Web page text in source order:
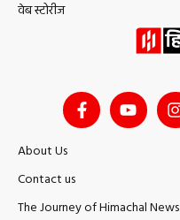
वेब स्टोरीज
About Us
Contact us
The Journey of Himachal News